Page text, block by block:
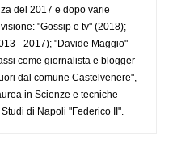
del 2017 e dopo varie
"Gossip e tv" (2018);
- 2017); "Davide Maggio"
come giornalista e blogger
dal comune Castelvenere",
in Scienze e tecniche
di Napoli "Federico II".